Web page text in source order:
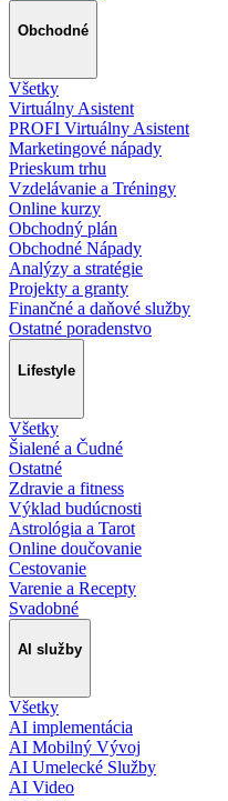
Obchodné
Všetky
Virtuálny Asistent
PROFI Virtuálny Asistent
Marketingové nápady
Prieskum trhu
Vzdelávanie a Tréningy
Online kurzy
Obchodný plán
Obchodné Nápady
Analýzy a stratégie
Projekty a granty
Finančné a daňové služby
Ostatné poradenstvo
Lifestyle
Všetky
Šialené a Čudné
Ostatné
Zdravie a fitness
Výklad budúcnosti
Astrológia a Tarot
Online doučovanie
Cestovanie
Varenie a Recepty
Svadobné
AI služby
Všetky
AI implementácia
AI Mobilný Vývoj
AI Umelecké Služby
AI Video